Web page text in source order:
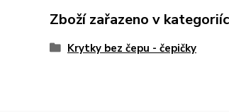
Zboží zařazeno v
Krytky bez čepu - čepičky